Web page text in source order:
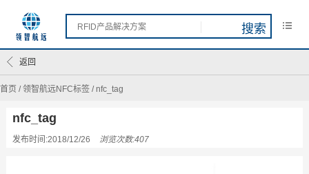
首页 /领智航远NFC标签 /nfc_tag
返回
nfc_tag
发布时间:2018/12/26 浏览次数:407